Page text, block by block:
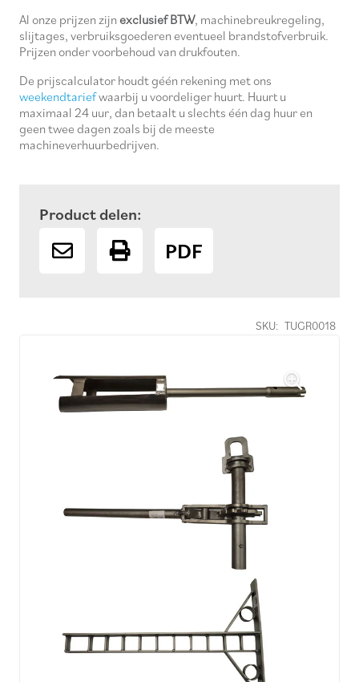
SKU: TUGR0018
Al onze prijzen zijn exclusief BTW, machinebreukregeling,
slijtages, verbruiksgoederen eventueel brandstofverbruik.
Prijzen onder voorbehoud van drukfouten.
De prijscalculator houdt géén rekening met ons
weekendtariefwaarbij u voordeliger huurt. Huurt u
maximaal 24 uur, dan betaalt u slechts één dag huur en
geen twee dagen zoals bij de meeste
machineverhuurbedrijven.
Product delen:
PDF